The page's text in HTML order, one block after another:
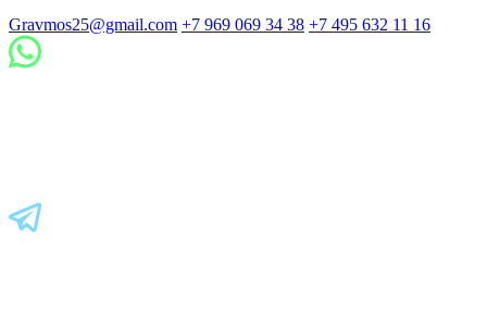
Gravmos25@gmail.com +7 969 069 34 38 +7 495 632 11 16